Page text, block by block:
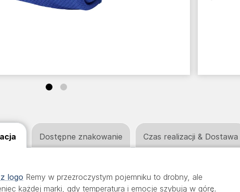
logo Remy w przezroczystym pojemniku to drobny, ale
każdej marki, gdy temperatura i emocje szybują w górę.
Dostępne znakowanie Czas realizacji & Dostawa